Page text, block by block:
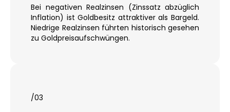
Bei negativen Realzinsen (Zinssatz abzüglich
Inflation) ist Goldbesitz attraktiver als Bargeld.
Niedrige Realzinsen führten historisch gesehen
zu Goldpreisaufschwüngen.
/03